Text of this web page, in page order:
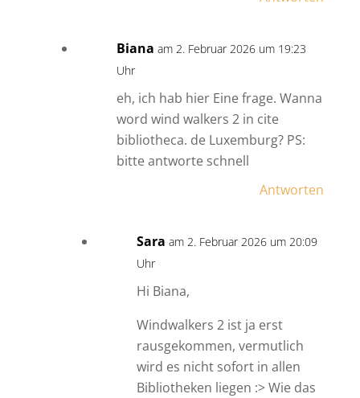
Biana am 2. Februar 2026 um 19:23
Uhr
eh, ich hab hier Eine frage. Wanna
word wind walkers 2 in cite
bibliotheca. de Luxemburg? PS:
bitte antworte schnell
Antworten
Sara am 2. Februar 2026 um 20:09
Uhr
Hi Biana,
Windwalkers 2 ist ja erst
rausgekommen, vermutlich
wird es nicht sofort in allen
Bibliotheken liegen :> Wie das